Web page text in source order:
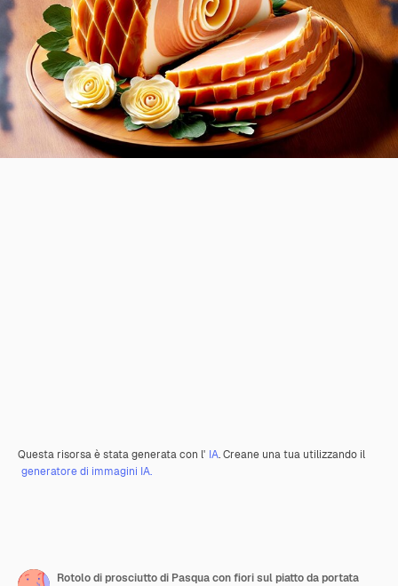
Questa risorsa è stata generata con l' IA. Creane una tua utilizzando il
generatore di immagini IA.
Rotolo di prosciutto di Pasqua con fiori sul piatto da portata